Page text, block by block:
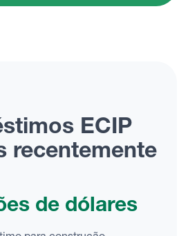
ECIP
recentemente
de dólares